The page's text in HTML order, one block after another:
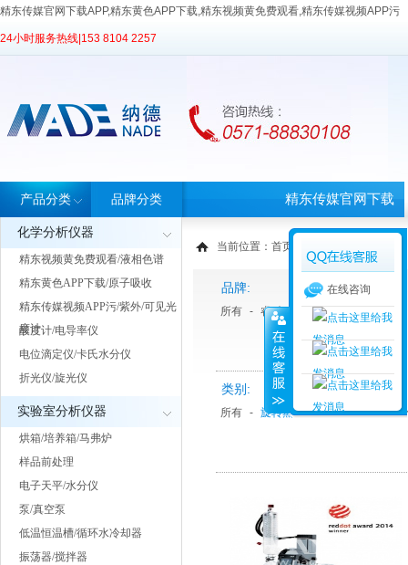
精东传媒官网下载APP,精东黄色APP下载,精东视频黄免费观看,精东传媒视频APP污
24小时服务热线| 153 8104 2257
产品分类
化学分析仪器
精东视频黄免费观看/液相色谱
精东黄色APP下载/原子吸收
精东传媒视频APP污/紫外/可见光
度计
酸度计/电导率仪
电位滴定仪/卡氏水分仪
折光仪/旋光仪
实验室分析仪器
烘箱/培养箱/马弗炉
样品前处理
电子天平/水分仪
泵/真空泵
低温恒温槽/循环水冷却器
振荡器/搅拌器
品牌分类 精东传媒官网下载
APP首页
当前位置： 首页
品牌:
所有 - 睿科 - 天美Techcomp
类别:
所有 - 旋转蒸发仪 - 浓缩仪 - 氮
在线咨询